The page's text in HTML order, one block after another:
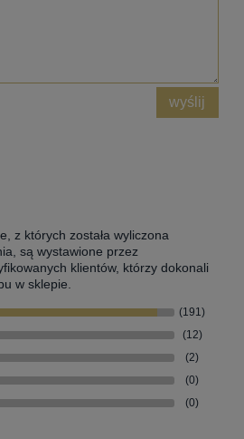
wyślij
z których została wyliczona
są wystawione przez
klientów, którzy dokonali
w sklepie.
(191)
(12)
(2)
(0)
(0)